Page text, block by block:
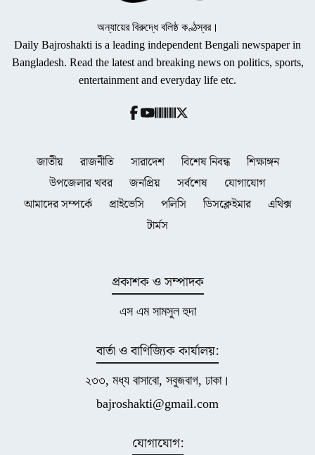
অন্যায়ের বিরুদ্ধে বলিষ্ঠ কণ্ঠস্বর।
Daily Bajroshakti is a leading independent Bengali newspaper in
Bangladesh. Read the latest and breaking news on politics, sports,
entertainment and everyday life etc.
জাতীয় রাজনীতি সারাদেশ বিশেষ নিবন্ধ
শিক্ষাঙ্গন
উপজেলার খবর
জনপ্রিয় সর্বশেষ
যোগাযোগ
আমাদের সম্পর্কে
প্রাইভেসি পলিসি ডিসক্লেইমার
এথিক্স
টার্মস
প্রকাশক ও সম্পাদক
এস এম সামসুল হুদা
বার্তা ও বাণিজ্যিক কার্যালয়:
২৩৩, মধ্য বাসাবো, সবুজবাগ, ঢাকা।
bajroshakti@gmail.com
যোগাযোগ: